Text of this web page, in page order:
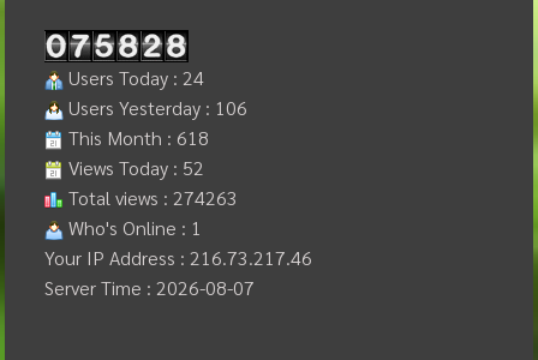
Users Today : 24
Users Yesterday : 106
This Month : 618
Views Today : 52
Total views : 274263
Who's Online : 1
Your IP Address : 216.73.217.46
Server Time : 2026-08-07